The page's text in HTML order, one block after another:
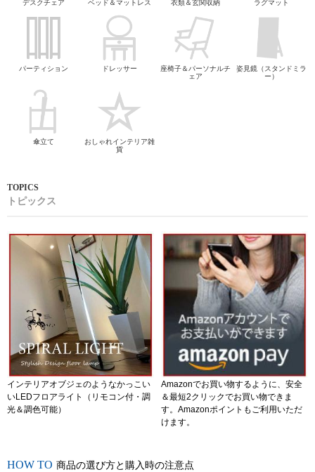
デスクチェア ベッド＆マットレス 衣類＆玄関収納 ラグマット
パーティション ドレッサー
座椅子＆パーソナルチ
ェア
姿見鏡（スタンドミラ
ー）
傘立て
おしゃれインテリア雑
貨
トピックス
インテリアオブジェのようなかっこい
いLEDフロアライト（リモコン付・調
光＆調色可能）
Amazonでお買い物するように、安全
＆最短2クリックでお買い物できま
す。Amazonポイントもご利用いただ
けます。
商品の選び方と購入時の注意点